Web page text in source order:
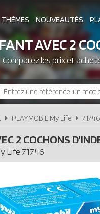
THÈMES NOUVEAUTÉS
AVEC 2
Comparez les prix et
PLAYMOBIL My Life
2 COCHONS
Life 71746